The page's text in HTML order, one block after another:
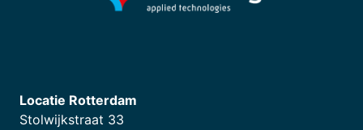
Locatie Rotterdam
Stolwijkstraat 33